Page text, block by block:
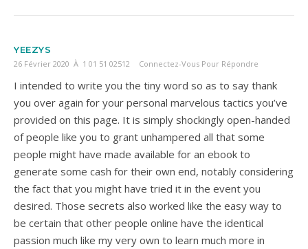
YEEZYS
26 Février 2020 À 1 01 51 02512 Connectez-Vous Pour Répondre
I intended to write you the tiny word so as to say thank
you over again for your personal marvelous tactics you’ve
provided on this page. It is simply shockingly open-handed
of people like you to grant unhampered all that some
people might have made available for an ebook to
generate some cash for their own end, notably considering
the fact that you might have tried it in the event you
desired. Those secrets also worked like the easy way to
be certain that other people online have the identical
passion much like my very own to learn much more in